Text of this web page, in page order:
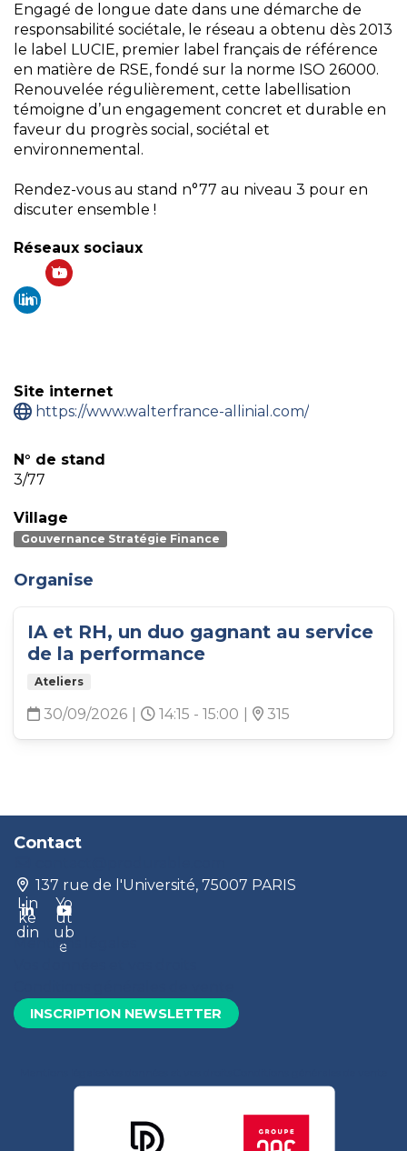
Engagé de longue date dans une démarche de
responsabilité sociétale, le réseau a obtenu dès 2013
le label LUCIE, premier label français de référence
en matière de RSE, fondé sur la norme ISO 26000.
Renouvelée régulièrement, cette labellisation
témoigne d’un engagement concret et durable en
faveur du progrès social, sociétal et
environnemental.
Rendez-vous au stand n°77 au niveau 3 pour en
discuter ensemble !
Réseaux sociaux
Lin
Yo
Site internet
https://www.walterfrance-allinial.com/
N° de stand
3/77
Village
Gouvernance Stratégie Finance
Organise
IA et RH, un duo gagnant au service
de la performance
Ateliers
30/09/2026 14:15 - 15:00 315
Contact
137 rue de l'Université, 75007 PARIS
Lin
ke
din
Yo
ut
ub
e
Mentions légales
INSCRIPTION NEWSLETTER